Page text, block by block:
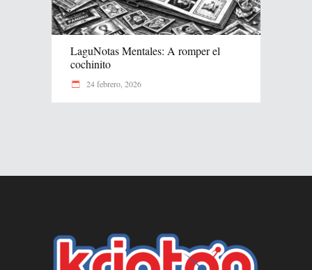
LaguNotas Mentales: A romper el
cochinito
24 febrero, 2026